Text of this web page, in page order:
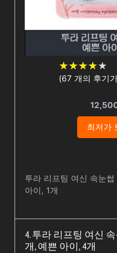
★★★★★
★★★★★
(67 개의 후기
최저가
투라 리프팅 여신 속눈
아이, 1개
4. 투라 리프팅 여신
개, 예쁜 아이, 4개